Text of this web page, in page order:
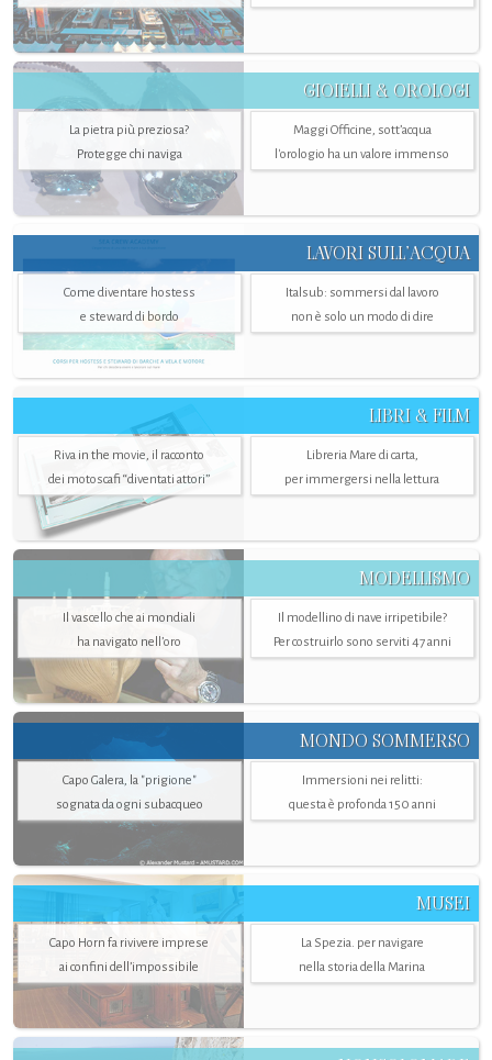
GIOIELLI & OROLOGI
La pietra più preziosa?
Protegge chi naviga
Maggi Officine, sott’acqua
l'orologio ha un valore immenso
LAVORI SULL’ACQUA
Come diventare hostess
e steward di bordo
Italsub: sommersi dal lavoro
non è solo un modo di dire
LIBRI & FILM
Riva in the movie, il racconto
dei motoscafi “diventati attori”
Libreria Mare di carta,
per immergersi nella lettura
MODELLISMO
Il vascello che ai mondiali
ha navigato nell’oro
Il modellino di nave irripetibile?
Per costruirlo sono serviti 47 anni
MONDO SOMMERSO
Capo Galera, la "prigione"
sognata da ogni subacqueo
Immersioni nei relitti:
questa è profonda 150 anni
MUSEI
Capo Horn fa rivivere imprese
ai confini dell’impossibile
La Spezia. per navigare
nella storia della Marina